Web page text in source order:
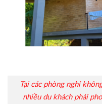
Tại các phòng nghỉ
nhiều du khách phải